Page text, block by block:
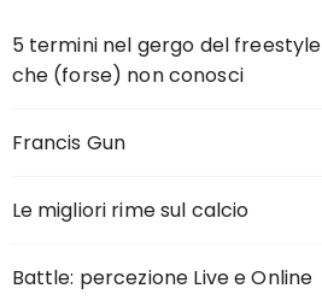
5 termini nel gergo del freestyle
che (forse) non conosci
Francis Gun
Le migliori rime sul calcio
Battle: percezione Live e Online